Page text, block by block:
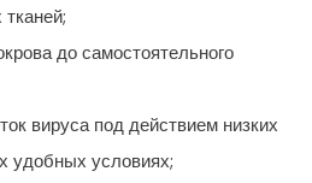
до самостоятельного
вируса под действием низких
удобных условиях;